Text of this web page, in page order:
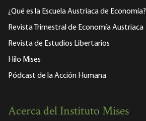
¿Qué es la Escuela Austriaca de Economía?
Revista Trimestral de Economía Austriaca
Revista de Estudios Libertarios
Hilo Mises
Pódcast de la Acción Humana
Acerca del Instituto Mises